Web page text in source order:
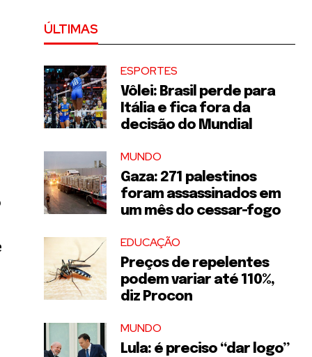
ÚLTIMAS
ESPORTES
Vôlei: Brasil perde para
Itália e fica fora da
decisão do Mundial
MUNDO
Gaza: 271 palestinos
foram assassinados em
um mês do cessar-fogo
EDUCAÇÃO
Preços de repelentes
podem variar até 110%,
diz Procon
MUNDO
Lula: é preciso “dar logo”